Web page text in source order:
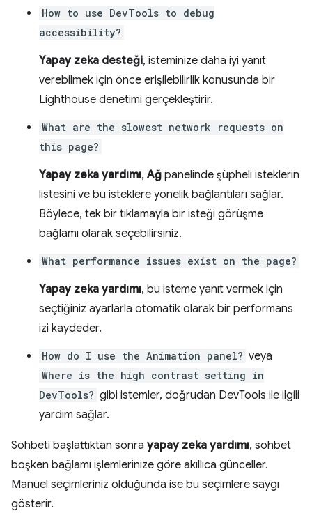
How to use DevTools to debug
accessibility?
Yapay zeka desteği, isteminize daha iyi yanıt
verebilmek için önce erişilebilirlik konusunda bir
Lighthouse denetimi gerçekleştirir.
What are the slowest network requests on
this page?
Yapay zeka yardımı,Ağ panelinde şüpheli isteklerin
listesini ve bu isteklere yönelik bağlantıları sağlar.
Böylece, tek bir tıklamayla bir isteği görüşme
bağlamı olarak seçebilirsiniz.
What performance issues exist on the page?
Yapay zeka yardımı, bu isteme yanıt vermek için
seçtiğiniz ayarlarla otomatik olarak bir performans
izi kaydeder.
How do I use the Animation panel? veya
Where is the high contrast setting in
DevTools? gibi istemler, doğrudan DevTools ile ilgili
yardım sağlar.
Sohbeti başlattıktan sonra yapay zeka yardımı, sohbet
boşken bağlamı işlemlerinize göre akıllıca günceller.
Manuel seçimleriniz olduğunda ise bu seçimlere saygı
gösterir.